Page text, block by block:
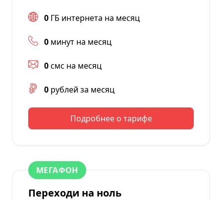
0 ГБ интернета на месяц
0 минут на месяц
0смс на месяц
0 рублей за месяц
Подробнее о тарифе
МЕГАФОН
Переходи на ноль